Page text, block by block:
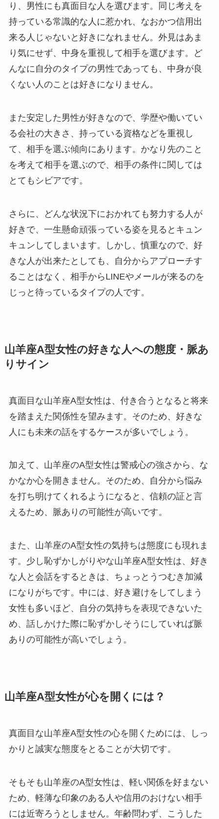
り、男性にも真面目な人を選びます。同じ考えを
持っている常識的な人に惹かれ、なおかつ信用出
来る人じゃないと好きになれません。外見はあま
り気にせず、中身を重視して相手を選びます。ど
んなに自分のタイプの男性であっても、中身が良
くない人のことは好きになりません。
また安定した男性が好きなので、学歴や働いてい
る会社の大きさ、持っている資格などを重視し
て、相手を選ぶ傾向にあります。かなり先のこと
を考えて相手を選ぶので、相手の条件に関しては
とてもシビアです。
さらに、どんな状況下におかれても努力する人が
好きで、一生懸命頑張っている姿を見るとキュン
キュンしてしまいます。しかし、慎重なので、好
きな人が出来たとしても、自分からアプローチす
ることはなく、相手からLINEやメールが来るのを
じっと待っているタイプの人です。
山羊座A型女性の好きな人への態度・脈あ
りサイン
真面目な山羊座A型女性は、付き合うとなると将来
を踏まえた関係性を望みます。そのため、好きな
人にも未来の話をするケースが多いでしょう。
加えて、山羊座のA型女性は警戒心の強さから、な
かなか心を開きません。そのため、自分から悩み
を打ち明けてくれるようになると、信頼の証と言
えるため、脈ありの可能性が高いです。
また、山羊座のA型女性の気持ちは態度にも現れま
す。少し恥ずかしがりやな山羊座A型女性は、好き
な人と会話をするときは、ちょっとうつむき加減
になりがちです。中には、好き避けをしてしまう
女性も多いほど、自分の気持ちを表現できないた
め、話しかけた際に恥ずかしそうにしていれば脈
ありの可能性が高いでしょう。
山羊座A型女性が心を開くには？
真面目な山羊座A型女性の心を開くためには、しっ
かりと誠実な態度をとることが大切です。
そもそも山羊座のA型女性は、軽い関係を好まない
ため、軽薄な印象のある人や信用のおけない相手
には近寄ろうとしません。年齢問わず、こうした